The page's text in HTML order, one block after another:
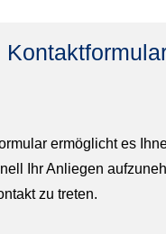
ermöglicht es
Ihr Anliegen
zu treten.